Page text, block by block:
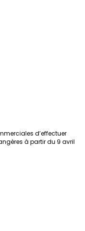
d’effectuer
à partir du 9 avril